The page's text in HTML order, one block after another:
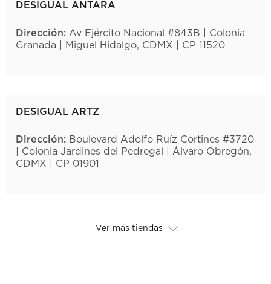
DESIGUAL ANTARA
Dirección: Av Ejército Nacional #843B | Colonia
Granada | Miguel Hidalgo, CDMX | CP 11520
DESIGUAL ARTZ
Dirección: Boulevard Adolfo Ruíz Cortines #3720
| Colonia Jardines del Pedregal | Álvaro Obregón,
CDMX | CP 01901
DESIGUAL DELTAVer más tiendas